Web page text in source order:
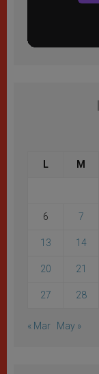
L M
6 7
13 14
20 21
27 28
« Mar May »